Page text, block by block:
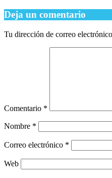
Deja un comentario
Tu dirección de correo
Comentario *
Nombre *
Correo electrónico *
Web